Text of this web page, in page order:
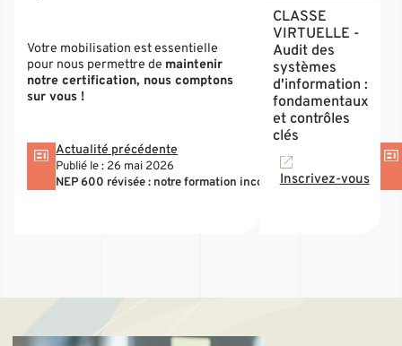
Votre mobilisation est essentielle
pour nous permettre de maintenir
notre certification, nous comptons
sur vous !
Actualité précédente
Publié le : 26 mai 2026
NEP 600 révisée : notre formation incontournable en région
CLASSE
VIRTUELLE -
Audit des
systèmes
d'information :
fondamentaux
et contrôles
clés
Inscrivez-vous